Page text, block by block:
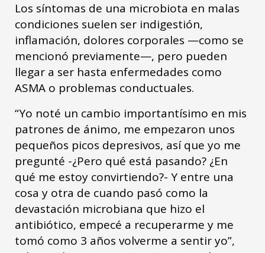
Los síntomas de una microbiota en malas
condiciones suelen ser indigestión,
inflamación, dolores corporales —como se
mencionó previamente—, pero pueden
llegar a ser hasta enfermedades como
ASMA o problemas conductuales.
“Yo noté un cambio importantísimo en mis
patrones de ánimo, me empezaron unos
pequeños picos depresivos, así que yo me
pregunté -¿Pero qué está pasando? ¿En
qué me estoy convirtiendo?- Y entre una
cosa y otra de cuando pasó como la
devastación microbiana que hizo el
antibiótico, empecé a recuperarme y me
tomó como 3 años volverme a sentir yo”,